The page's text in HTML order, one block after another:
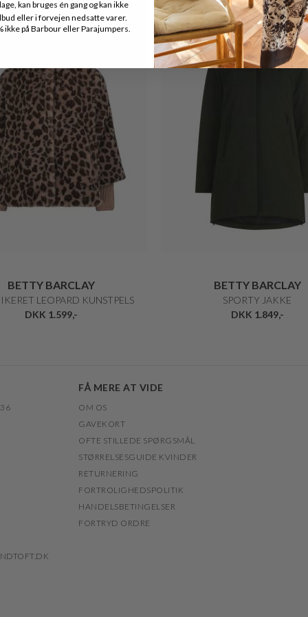
BETTY BARCLAY
LEOPARD KUNSTPELS
DKK 1.599,-
Nyhed
BETTY BARCLAY
SPORTY JAKKE
DKK 1.849,-
FÅ MERE AT VIDE
OM OS
GAVEKORT
OFTE STILLEDE SPØRGSMÅL
STØRRELSESGUIDE KVINDER
RETURNERING
FORTROLIGHEDSPOLITIK
HANDELSBETINGELSER
FORTRYD ORDRE
kan bruges én gang og kan ikke
eller i forvejen nedsatte varer.
på Barbour eller Parajumpers.